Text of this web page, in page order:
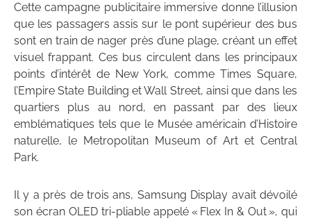
Cette campagne publicitaire immersive donne l’illusion
que les passagers assis sur le pont supérieur des bus
sont en train de nager près d’une plage, créant un effet
visuel frappant. Ces bus circulent dans les principaux
points d’intérêt de New York, comme Times Square,
l’Empire State Building et Wall Street, ainsi que dans les
quartiers plus au nord, en passant par des lieux
emblématiques tels que le Musée américain d’Histoire
naturelle, le Metropolitan Museum of Art et Central
Park.
Il y a près de trois ans, Samsung Display avait dévoilé
son écran OLED tri-pliable appelé « Flex In & Out », qui